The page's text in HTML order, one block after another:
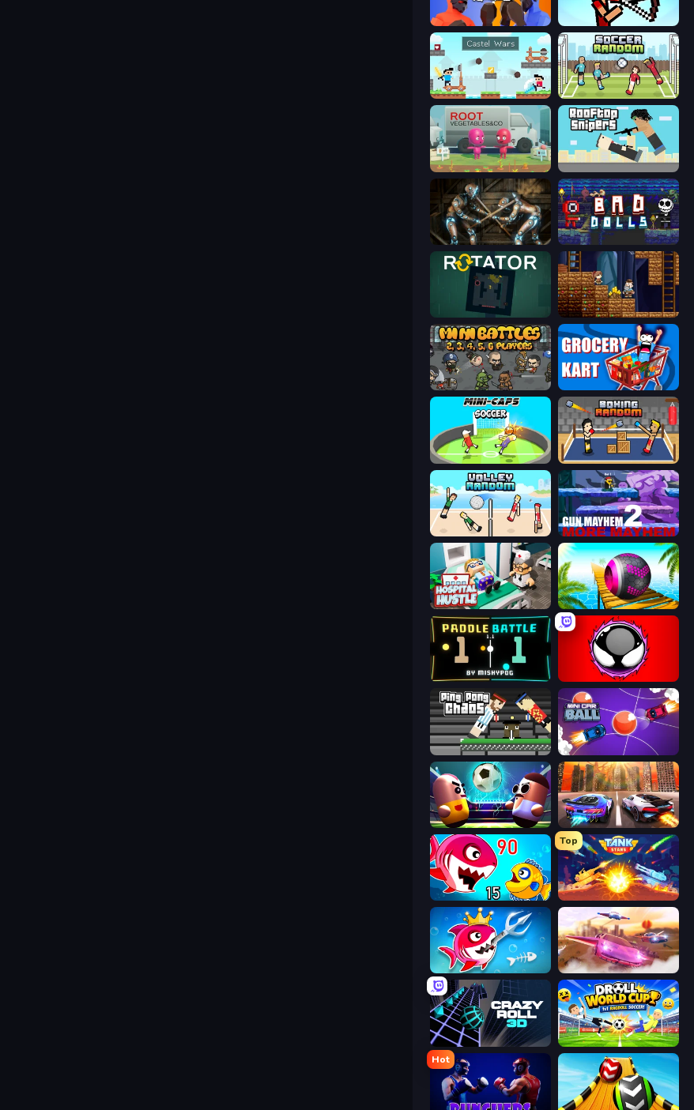
Ragdoll Fight Stick Archers Battle
Castle Wars Soccer Random
Root Vegetables & Co Rooftop Snipers
Striker Dummies Bad Dolls
Rotator Miners' Adventure
MiniBattles Grocery Kart
Mini-Caps: Soccer Boxing Random
Volley Random Gun Mayhem 2
Hospital Hustle Rolling Balls Sea Race
Paddle Battle Splatmans
Ping Pong Chaos Mini Car Ball
Pill Soccer Night City Racing
Fish Eat Getting Big
Top
Tank Stars
Fish Stab Getting Big Ultimate Flying Car
Crazy Roll 3D Droll World Cup
Hot